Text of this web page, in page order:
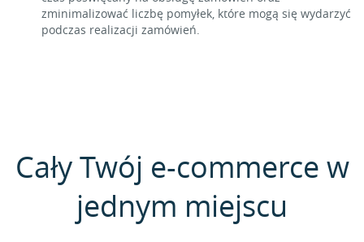
zminimalizować liczbę pomyłek, które mogą się wydarzyć
podczas realizacji zamówień.
Cały Twój e-commerce w
jednym miejscu